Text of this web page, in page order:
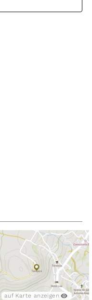
auf Karte anzeigen